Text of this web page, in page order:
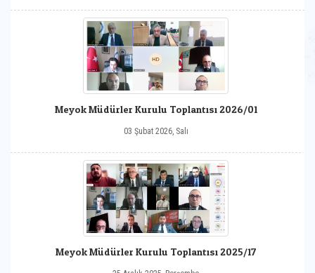
Meyok Müdürler Kurulu Toplantısı 2026/01
03 Şubat 2026, Salı
Meyok Müdürler Kurulu Toplantısı 2025/17